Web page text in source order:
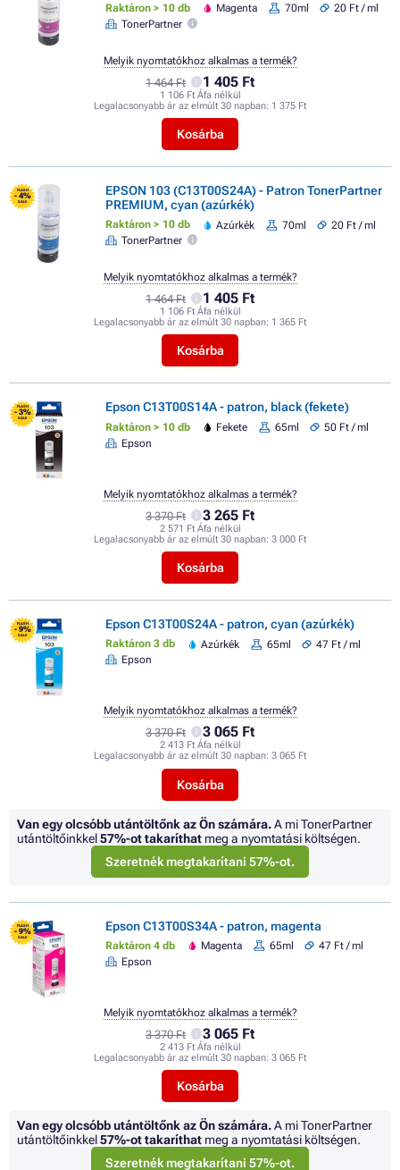
Raktáron > 10 db Magenta 70ml
20 Ft / ml
TonerPartner
1 464 Ft 1 405 Ft
1 106 Ft Áfa nélkül
Legalacsonyabb ár az elmúlt 30 napban: 1 375 Ft
Kosárba
Melyik nyomtatókhoz alkalmas a termék?
FLASH
- 4%
SALE
EPSON 103 (C13T00S24A) - Patron TonerPartner
PREMIUM, cyan (azúrkék)
Raktáron > 10 db Azúrkék 70ml
20 Ft / ml
TonerPartner
1 464 Ft 1 405 Ft
1 106 Ft Áfa nélkül
Legalacsonyabb ár az elmúlt 30 napban: 1 365 Ft
Kosárba
Melyik nyomtatókhoz alkalmas a termék?
FLASH
- 3%
SALE
Epson C13T00S14A - patron, black (fekete)
Raktáron > 10 db Fekete 65ml
50 Ft / ml
Epson
3 370 Ft 3 265 Ft
2 571 Ft Áfa nélkül
Legalacsonyabb ár az elmúlt 30 napban: 3 000 Ft
Kosárba
Melyik nyomtatókhoz alkalmas a termék?
FLASH
- 9%
SALE
Epson C13T00S24A - patron, cyan (azúrkék)
Raktáron 3 db Azúrkék 65ml
47 Ft / ml
Epson
3 370 Ft 3 065 Ft
2 413 Ft Áfa nélkül
Legalacsonyabb ár az elmúlt 30 napban: 3 065 Ft
Kosárba
Melyik nyomtatókhoz alkalmas a termék?
Van egy olcsóbb utántöltőnk az Ön számára.A mi TonerPartner
utántöltőinkkel57%-ot takaríthat meg a nyomtatási költségen.
Szeretnék megtakarítani 57%-ot.
FLASH
- 9%
SALE
Epson C13T00S34A - patron, magenta
Raktáron 4 db Magenta 65ml
47 Ft / ml
Epson
3 370 Ft 3 065 Ft
2 413 Ft Áfa nélkül
Legalacsonyabb ár az elmúlt 30 napban: 3 065 Ft
Kosárba
Melyik nyomtatókhoz alkalmas a termék?
Van egy olcsóbb utántöltőnk az Ön számára.A mi TonerPartner
utántöltőinkkel57%-ot takaríthat meg a nyomtatási költségen.
Szeretnék megtakarítani 57%-ot.